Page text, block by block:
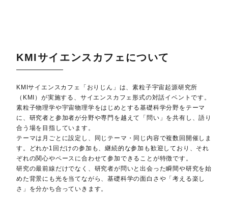
KMIサイエンスカフェについて
KMIサイエンスカフェ「おりじん」は、素粒子宇宙起源研究所
（KMI）が実施する、サイエンスカフェ形式の対話イベントです。
素粒子物理学や宇宙物理学をはじめとする基礎科学分野をテーマ
に、研究者と参加者が分野や専門を越えて「問い」を共有し、語り
合う場を目指しています。
テーマは月ごとに設定し、同じテーマ・同じ内容で複数回開催しま
す。どれか1回だけの参加も、継続的な参加も歓迎しており、それ
ぞれの関心やペースに合わせて参加できることが特徴です。
研究の最前線だけでなく、研究者が問いと出会った瞬間や研究を始
めた背景にも光を当てながら、基礎科学の面白さや「考える楽し
さ」を分かち合っていきます。